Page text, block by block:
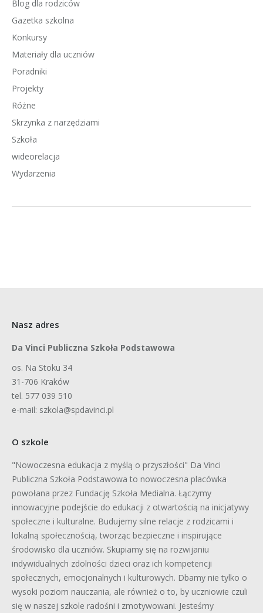
Blog dla rodziców
Gazetka szkolna
Konkursy
Materiały dla uczniów
Poradniki
Projekty
Różne
Skrzynka z narzędziami
Szkoła
wideorelacja
Wydarzenia
Nasz adres
Da Vinci Publiczna Szkoła Podstawowa
os. Na Stoku 34
31-706 Kraków
tel. 577 039 510
e-mail: szkola@spdavinci.pl
O szkole
"Nowoczesna edukacja z myślą o przyszłości" Da Vinci
Publiczna Szkoła Podstawowa to nowoczesna placówka
powołana przez Fundację Szkoła Medialna. Łączymy
innowacyjne podejście do edukacji z otwartością na inicjatywy
społeczne i kulturalne. Budujemy silne relacje z rodzicami i
lokalną społecznością, tworząc bezpieczne i inspirujące
środowisko dla uczniów. Skupiamy się na rozwijaniu
indywidualnych zdolności dzieci oraz ich kompetencji
społecznych, emocjonalnych i kulturowych. Dbamy nie tylko o
wysoki poziom nauczania, ale również o to, by uczniowie czuli
się w naszej szkole radośni i zmotywowani. Jesteśmy